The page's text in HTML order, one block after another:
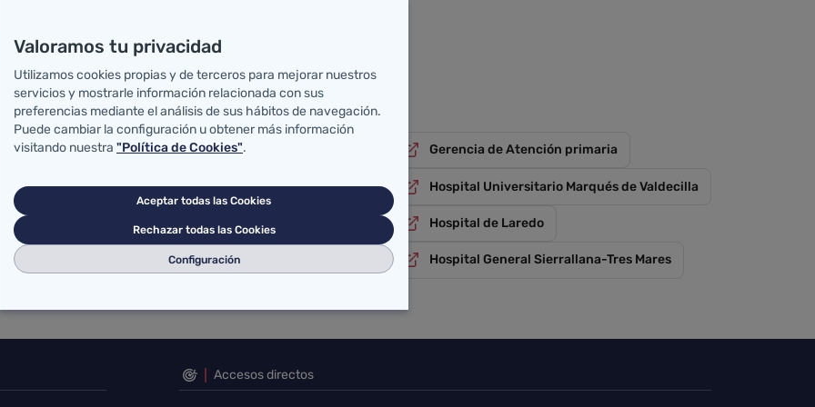
Gerencia de Atención primaria
Hospital Universitario Marqués de Valdecilla
Hospital de Laredo
Hospital General Sierrallana-Tres Mares
Accesos directos
Valoramos tu privacidad
Utilizamos cookies propias y de terceros para mejorar nuestros
servicios y mostrarle información relacionada con sus
preferencias mediante el análisis de sus hábitos de navegación.
Puede cambiar la configuración u obtener más información
visitando nuestra "Política de Cookies".
Aceptar todas las Cookies
Rechazar todas las Cookies
Configuración